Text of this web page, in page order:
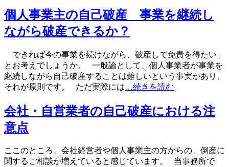
個人事業主の自己破産 事業を継続し
ながら破産できるか？
「できれば今の事業を続けながら、破産して免責を得たい」
とお考えでしょうか。 一般論として、個人事業者が事業を
継続しながら自己破産することは難しいという事実があり、
それが原則です。 ただ実際には…続きを読む
会社・自営業者の自己破産における注
意点
ここのところ、会社経営者や個人事業主の方からの、倒産に
関するご相談が増えていると感じています。 当事務所で